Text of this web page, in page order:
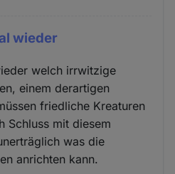
wieder
welch irrwitzige
einem derartigen
friedliche Kreaturen
Schluss mit diesem
was die
anrichten kann.